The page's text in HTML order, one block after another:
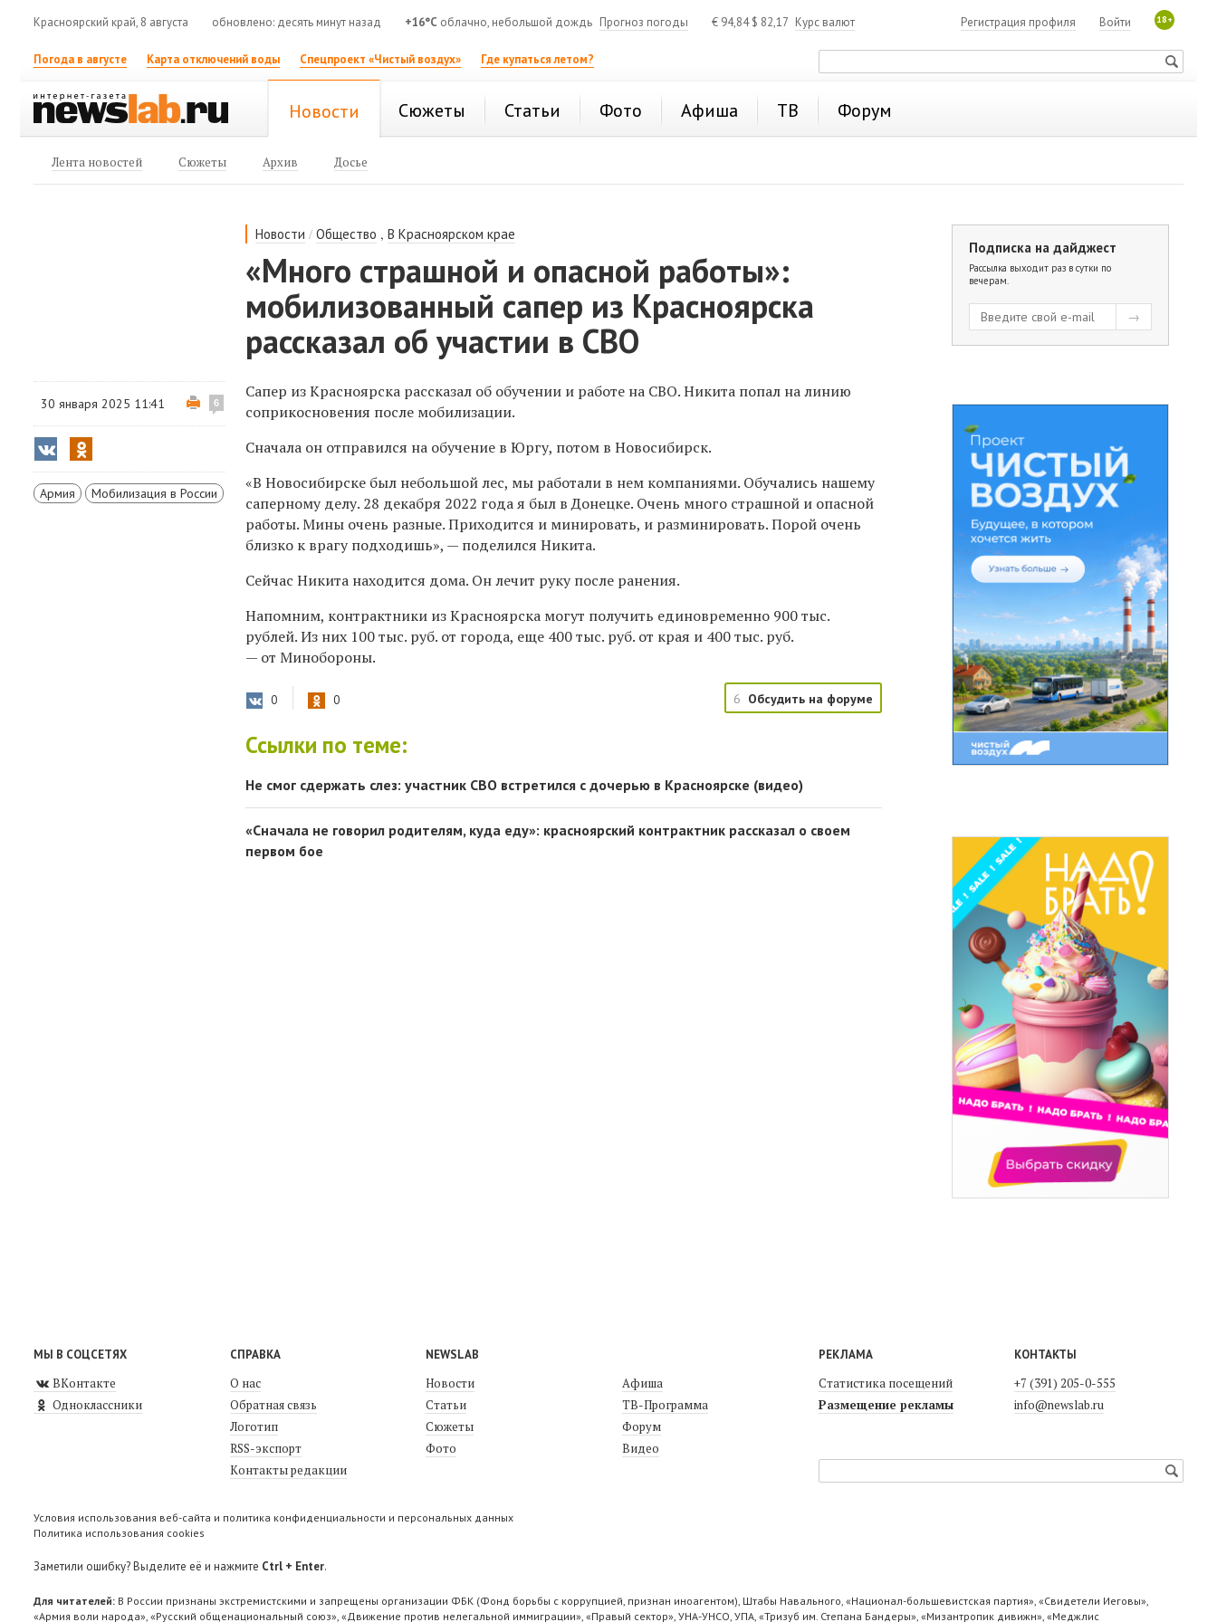
Красноярский край, 8 августа обновлено: десять минут назад +16°C облачно, небольшой дождь Прогноз погоды € 94,84$ 82,17 Курс валют 18+
Войти
Регистрация профиля
Погода в августе Карта отключений воды Спецпроект «Чистый воздух» Где купаться летом?
Новости Сюжеты Статьи Фото Афиша ТВ Форум
Лента новостей Сюжеты Архив Досье
Новости /Общество ,В Красноярском крае
«Много страшной и опасной работы»:
мобилизованный сапер из Красноярска
рассказал об участии в СВО
30 января 2025 11:41 6
Армия Мобилизация в России
Сапер из Красноярска рассказал об обучении и работе на СВО. Никита попал на линию
соприкосновения после мобилизации.
Сначала он отправился на обучение в Юргу, потом в Новосибирск.
«В Новосибирске был небольшой лес, мы работали в нем компаниями. Обучались нашему
саперному делу. 28 декабря 2022 года я был в Донецке. Очень много страшной и опасной
работы. Мины очень разные. Приходится и минировать, и разминировать. Порой очень
близко к врагу подходишь», — поделился Никита.
Сейчас Никита находится дома. Он лечит руку после ранения.
Напомним, контрактники из Красноярска могут получить единовременно 900 тыс.
рублей. Из них 100 тыс. руб. от города, еще 400 тыс. руб. от края и 400 тыс. руб.
— от Минобороны.
0 0 6 Обсудить на форуме
Ссылки по теме:
Не смог сдержать слез: участник СВО встретился с дочерью в Красноярске (видео)
«Сначала не говорил родителям, куда еду»: красноярский контрактник рассказал о своем
первом бое
Подписка на дайджест
Рассылка выходит раз в сутки по
вечерам.
МЫ В СОЦСЕТЯХ
ВКонтакте
Одноклассники
СПРАВКА
О нас
Обратная связь
Логотип
RSS-экспорт
Контакты редакции
NEWSLAB
Новости
Статьи
Сюжеты
Фото
Афиша
ТВ-Программа
Форум
Видео
РЕКЛАМА
Статистика посещений
Размещение рекламы
КОНТАКТЫ
+7 (391) 205-0-555
info@newslab.ru
Условия использования веб-сайта и политика конфиденциальности и персональных данных
Политика использования cookies
Заметили ошибку? Выделите её и нажмите Ctrl + Enter.
Для читателей: В России признаны экстремистскими и запрещены организации ФБК (Фонд борьбы с коррупцией, признан иноагентом), Штабы Навального, «Национал-большевистская партия», «Свидетели Иеговы»,
«Армия воли народа», «Русский общенациональный союз», «Движение против нелегальной иммиграции», «Правый сектор», УНА-УНСО, УПА, «Тризуб им. Степана Бандеры», «Мизантропик дивижн», «Меджлис